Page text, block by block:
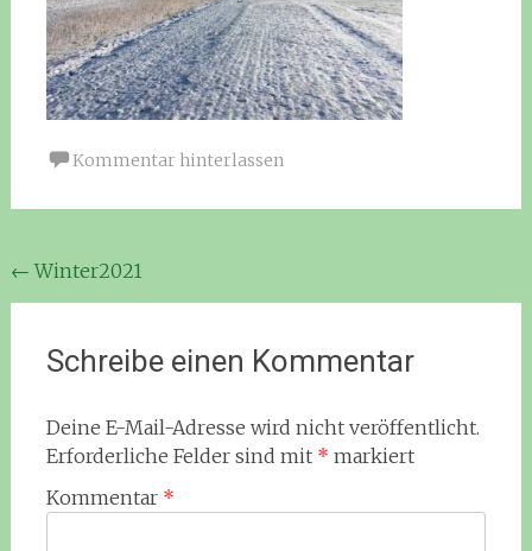
Kommentar hinterlassen
Beitragsnavigation
← Winter2021
Schreibe einen Kommentar
Deine E-Mail-Adresse wird nicht veröffentlicht.
Erforderliche Felder sind mit * markiert
Kommentar *